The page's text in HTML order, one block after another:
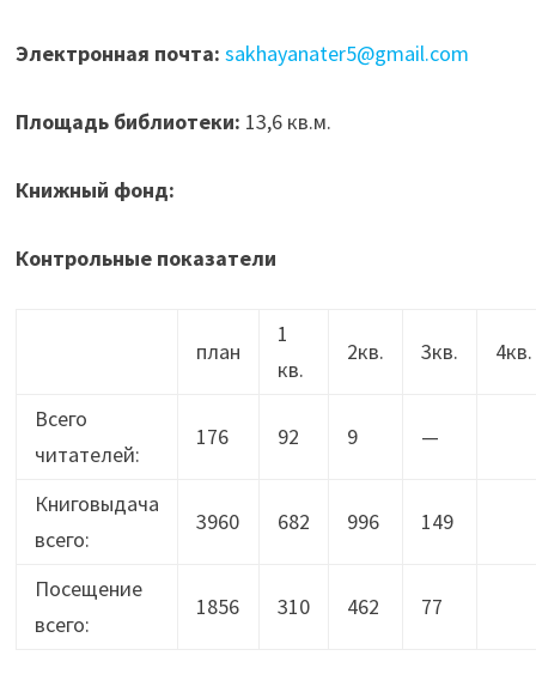
Электронная почта: sakhayanater5@gmail.com
Площадь библиотеки: 13,6 кв.м.
Книжный фонд:
Контрольные показатели
план
1
кв.
2кв. 3кв. 4кв.
Всего
читателей:
176 92 9 —
Книговыдача
всего:
3960 682 996 149
Посещение
всего:
1856 310 462 77